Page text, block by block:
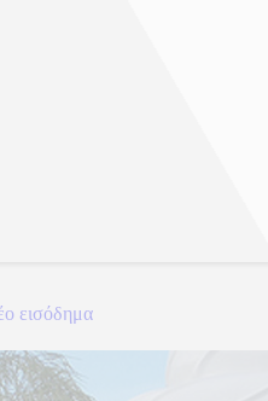
εισόδημα